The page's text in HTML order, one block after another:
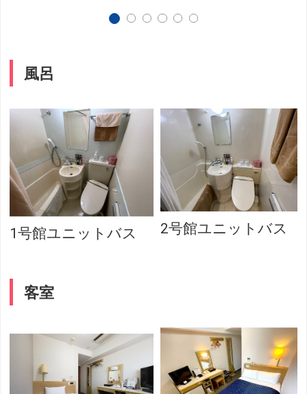
風呂
1号館ユニットバス 2号館ユニットバス
客室